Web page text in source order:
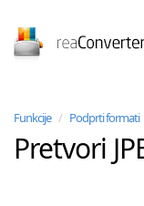
Funkcije / Podprti formati
Pretvori